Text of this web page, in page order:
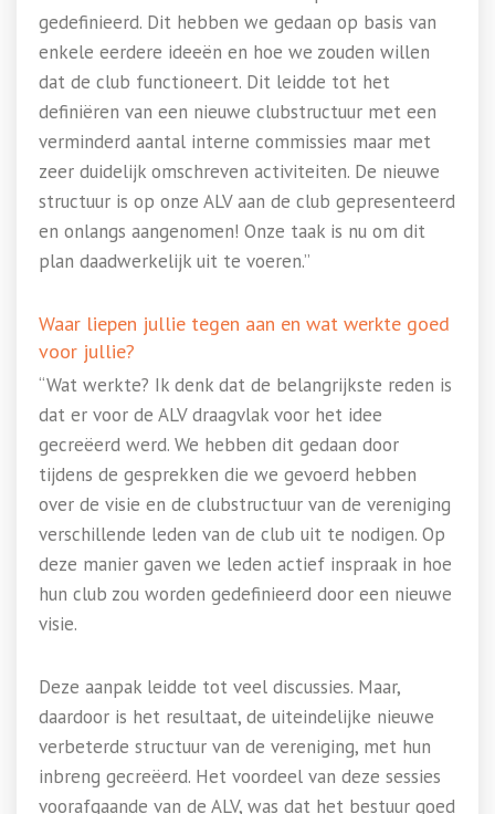
gedefinieerd. Dit hebben we gedaan op basis van
enkele eerdere ideeën en hoe we zouden willen
dat de club functioneert. Dit leidde tot het
definiëren van een nieuwe clubstructuur met een
verminderd aantal interne commissies maar met
zeer duidelijk omschreven activiteiten. De nieuwe
structuur is op onze ALV aan de club gepresenteerd
en onlangs aangenomen! Onze taak is nu om dit
plan daadwerkelijk uit te voeren.”
Waar liepen jullie tegen aan en wat werkte goed
voor jullie?
“Wat werkte? Ik denk dat de belangrijkste reden is
dat er voor de ALV draagvlak voor het idee
gecreëerd werd. We hebben dit gedaan door
tijdens de gesprekken die we gevoerd hebben
over de visie en de clubstructuur van de vereniging
verschillende leden van de club uit te nodigen. Op
deze manier gaven we leden actief inspraak in hoe
hun club zou worden gedefinieerd door een nieuwe
visie.
Deze aanpak leidde tot veel discussies. Maar,
daardoor is het resultaat, de uiteindelijke nieuwe
verbeterde structuur van de vereniging, met hun
inbreng gecreëerd. Het voordeel van deze sessies
voorafgaande van de ALV, was dat het bestuur goed